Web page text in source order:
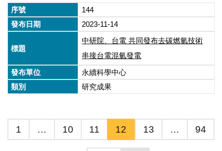
144
2023-11-14
中研院、台電 共同發布去碳燃氫技術
串接台電混氫發電
永續科學中心
研究成果
1 … 10 11 12 13 … 94